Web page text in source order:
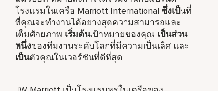
โรงแรมในเครือ Marriott Internationalซึ่งเป็นที่
ที่คุณจะทำงานได้อย่างสุดความสามารถและ
เต็มศักยภาพ เริ่มต้นเป้าหมายของคุณ เป็นส่วน
หนึ่งของทีมงานระดับโลกที่มีความเป็นเลิศ และ
เป็นตัวคุณในเวอร์ชันที่ดีที่สุด